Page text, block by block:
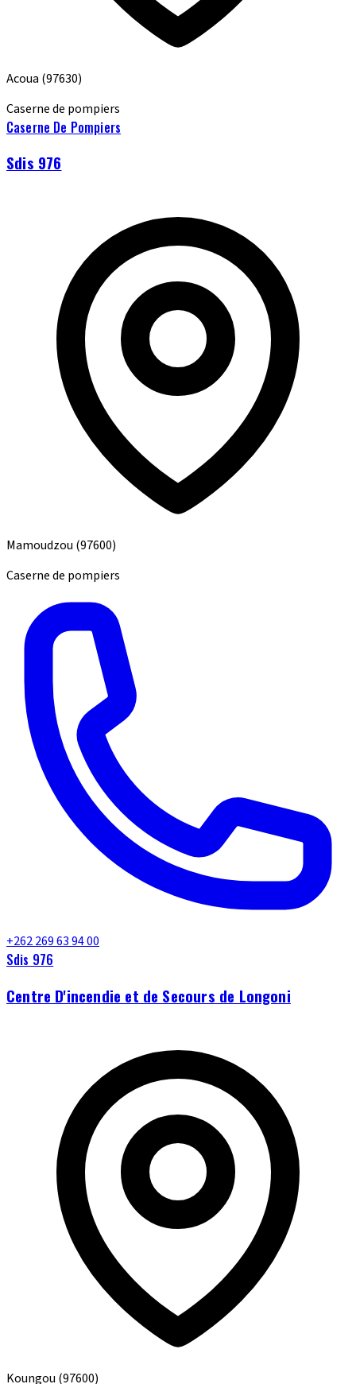
Acoua (97630)
Caserne de pompiers
Caserne De Pompiers
Sdis 976
Mamoudzou (97600)
Caserne de pompiers
+262 269 63 94 00
Sdis 976
Centre D'incendie et de Secours de Longoni
Koungou (97600)